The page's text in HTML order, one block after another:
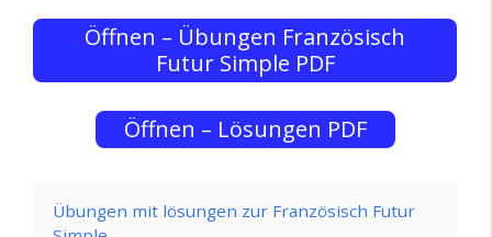
Öffnen – Übungen Französisch
Futur Simple PDF
Öffnen – Lösungen PDF
Übungen mit lösungen zur Französisch Futur